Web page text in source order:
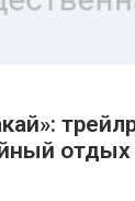
отдых